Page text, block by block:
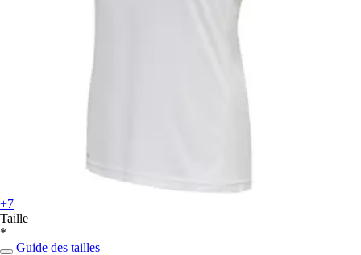
+7
Taille
*
Guide des tailles